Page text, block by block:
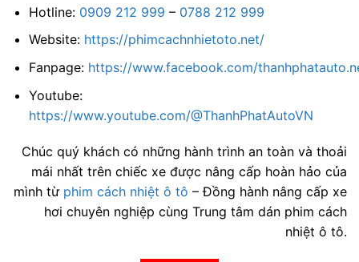
Hotline: 0909 212 999 – 0788 212 999
Website: https://phimcachnhietoto.net/
Fanpage: https://www.facebook.com/
Youtube:
https://www.youtube.com/@ThanhPhatAutoVN
Chúc quý khách có những hành trình an toàn và thoải
mái nhất trên chiếc xe được nâng cấp hoàn hảo của
mình từ phim cách nhiệt ô tô – Đồng hành nâng cấp xe
hơi chuyên nghiệp cùng Trung tâm dán phim cách
nhiệt ô tô.